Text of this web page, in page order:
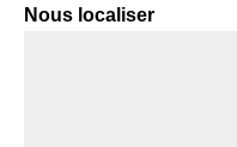
Nous localiser